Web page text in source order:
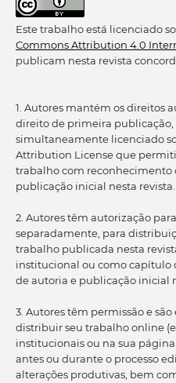
Este trabalho está licenciado
Commons Attribution 4.0
publicam nesta revista
1. Autores mantém os direitos
direito de primeira
simultaneamente licenciado
Attribution License que
trabalho com reconhecimento
publicação inicial nesta revista.
2. Autores têm autorização
separadamente, para
trabalho publicada nesta
institucional ou como capítulo
de autoria e publicação inicial
3. Autores têm permissão e
distribuir seu trabalho online
institucionais ou na sua
antes ou durante o processo
alterações produtivas, bem